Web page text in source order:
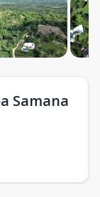
Samana